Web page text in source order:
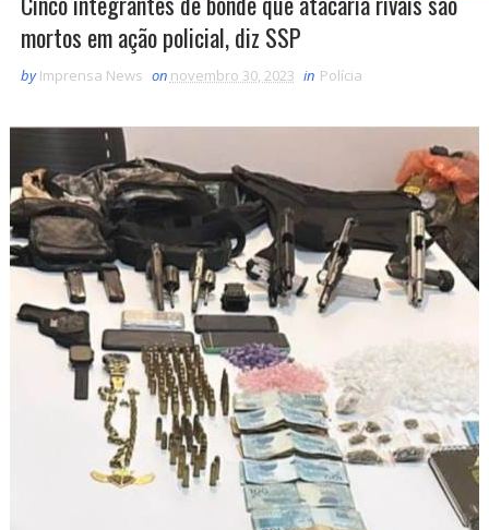
mortos em ação policial, diz SSP
by Imprensa News on novembro 30, 2023 in Polícia